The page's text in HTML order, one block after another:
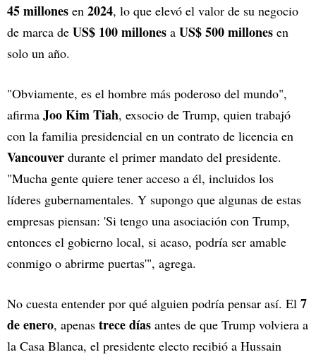
45 millones en 2024, lo que elevó el valor de su negocio
de marca de US$ 100 millones a US$ 500 millones en
solo un año.
"Obviamente, es el hombre más poderoso del mundo",
afirma Joo Kim Tiah, exsocio de Trump, quien trabajó
con la familia presidencial en un contrato de licencia en
Vancouver durante el primer mandato del presidente.
"Mucha gente quiere tener acceso a él, incluidos los
líderes gubernamentales. Y supongo que algunas de estas
empresas piensan: 'Si tengo una asociación con Trump,
entonces el gobierno local, si acaso, podría ser amable
conmigo o abrirme puertas'", agrega.
No cuesta entender por qué alguien podría pensar así. El 7
de enero, apenas trece días antes de que Trump volviera a
la Casa Blanca, el presidente electo recibió a Hussain